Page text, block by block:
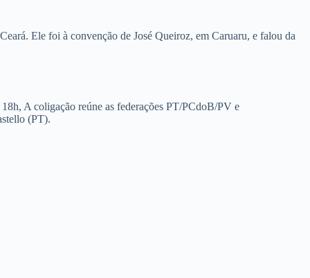
Ele foi à convenção de José Queiroz, em Caruaru, e falou da
A coligação reúne as federações PT/PCdoB/PV e
(PT).